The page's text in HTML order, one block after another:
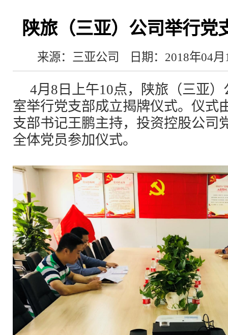
陕旅（三亚）公司举行党
来源：三亚公司 日期：2018年04
4月8日上午10点，陕旅（三亚
室举行党支部成立揭牌仪式。仪式
支部书记王鹏主持，投资控股公司
全体党员参加仪式。